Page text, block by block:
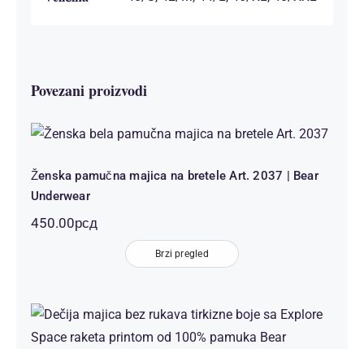
Povezani proizvodi
Ženska pamučna majica na bretele Art.
2037 | Bear Underwear
Ženska pamučna majica na bretele Art. 2037 | Bear
Underwear
450.00рсд
Brzi pregled
Dečija majica bez rukava tirkizna
Explore Space raketa print 100%